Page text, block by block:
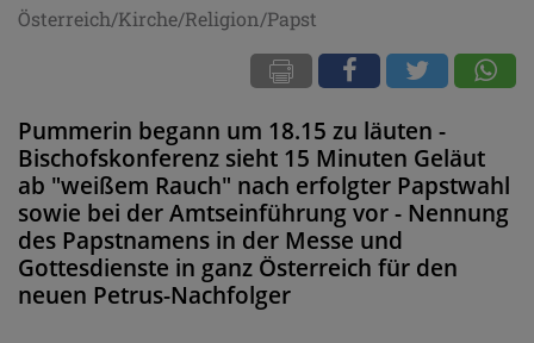
Österreich/Kirche/Religion/Papst
Pummerin begann um 18.15 zu läuten -
Bischofskonferenz sieht 15 Minuten Geläut
ab "weißem Rauch" nach erfolgter Papstwahl
sowie bei der Amtseinführung vor - Nennung
des Papstnamens in der Messe und
Gottesdienste in ganz Österreich für den
neuen Petrus-Nachfolger